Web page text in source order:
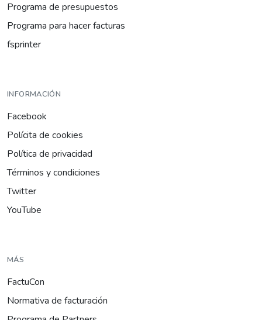
Programa de presupuestos
Programa para hacer facturas
fsprinter
INFORMACIÓN
Facebook
Polícita de cookies
Política de privacidad
Términos y condiciones
Twitter
YouTube
MÁS
FactuCon
Normativa de facturación